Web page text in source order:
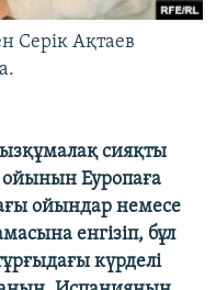
Серік Ақтаев
сияқты
Еуропаға
ойындар немесе
енгізіп, бұл
күрделі